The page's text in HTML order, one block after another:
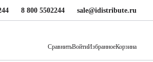
8 800 5502244 sale@idistribute.ru
СравнитьВойтиИзбранноеКорзина